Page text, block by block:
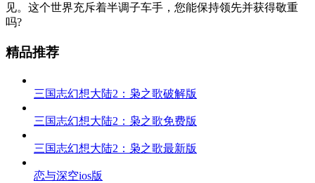
见。这个世界充斥着半调子车手，您能保持领先并获得敬重
吗?
精品推荐
三国志幻想大陆2：枭之歌破解版
三国志幻想大陆2：枭之歌免费版
三国志幻想大陆2：枭之歌最新版
恋与深空ios版